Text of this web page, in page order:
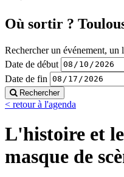
Où sortir ?
Rechercher un événement,
Date de début
Date de fin
Rechercher
< retour à l'agenda
L'histoire et
masque de